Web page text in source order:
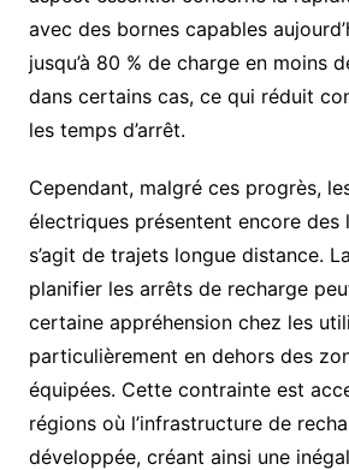
avec des bornes capables
jusqu’à 80 % de charge en moins
dans certains cas, ce qui réduit
les temps d’arrêt.
Cependant, malgré ces progrès,
électriques présentent encore des
s’agit de trajets longue distance.
planifier les arrêts de recharge
certaine appréhension chez les
particulièrement en dehors des
équipées. Cette contrainte est
régions où l’infrastructure de
développée, créant ainsi une